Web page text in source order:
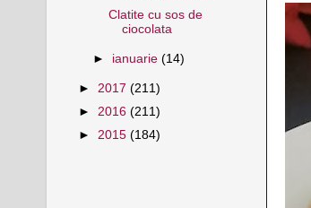
Clatite cu sos de
ciocolata
► ianuarie(14)
► 2017 (211)
► 2016 (211)
► 2015 (184)